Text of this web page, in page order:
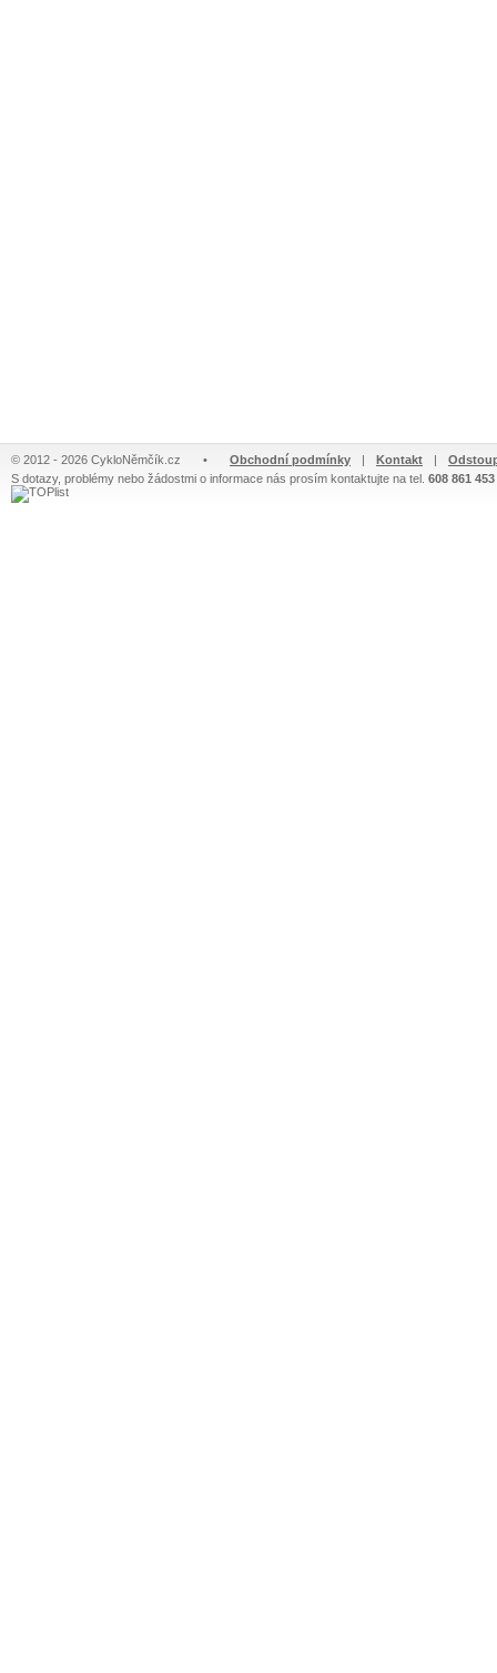
© 2012 - 2026 CykloNěmčík.cz • Obchodní podmínky | Kontakt |
S dotazy, problémy nebo žádostmi o informace nás prosím kontaktujte na tel. 608 861 453